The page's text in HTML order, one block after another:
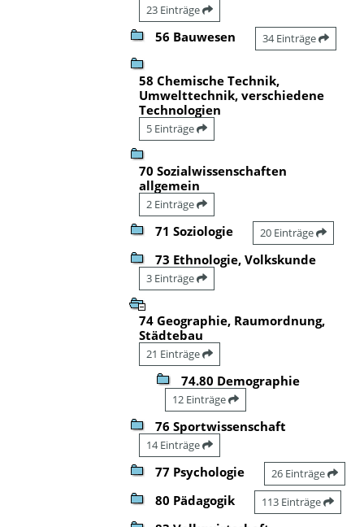
23 Einträge
56 Bauwesen 34 Einträge
58 Chemische Technik,
Umwelttechnik, verschiedene
Technologien
5 Einträge
70 Sozialwissenschaften
allgemein
2 Einträge
71 Soziologie 20 Einträge
73 Ethnologie, Volkskunde
3 Einträge
74 Geographie, Raumordnung,
Städtebau
21 Einträge
74.80 Demographie
12 Einträge
76 Sportwissenschaft
14 Einträge
77 Psychologie 26 Einträge
80 Pädagogik 113 Einträge